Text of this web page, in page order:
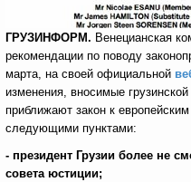
ГРУЗИНФОРМ. Венецианская
рекомендации по поводу
марта, на своей официальной
изменения, вносимые
приближают закон к
следующими пунктами:
- президент Грузии более не
совета юстиции;